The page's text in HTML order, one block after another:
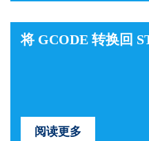
将 GCODE 转换回
阅读更多